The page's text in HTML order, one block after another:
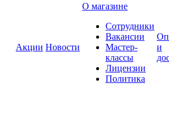
Акции Новости
О магазине
Сотрудники
Вакансии
Мастер-
классы
Лицензии
Политика
и